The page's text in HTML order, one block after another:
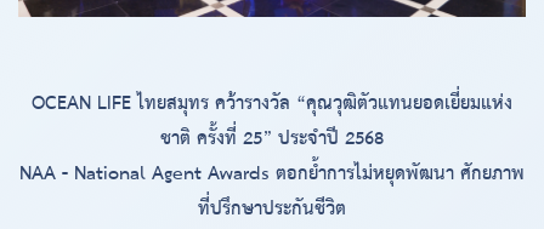
OCEAN LIFE ไทยสมุทร คว้ารางวัล “คุณวุฒิตัวแทนยอดเยี่ยมแห่ง
ชาติ ครั้งที่ 25” ประจำปี 2568
NAA - National Agent Awards ตอกย้ำการไม่หยุดพัฒนา ศักยภาพ
ที่ปรึกษาประกันชีวิต